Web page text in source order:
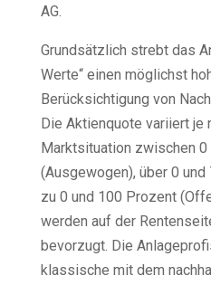
AG.
Grundsätzlich strebt das
Werte“ einen möglichst
Berücksichtigung von
Die Aktienquote variiert je
Marktsituation zwischen
(Ausgewogen), über 0
zu 0 und 100 Prozent
werden auf der
bevorzugt. Die
klassische mit dem